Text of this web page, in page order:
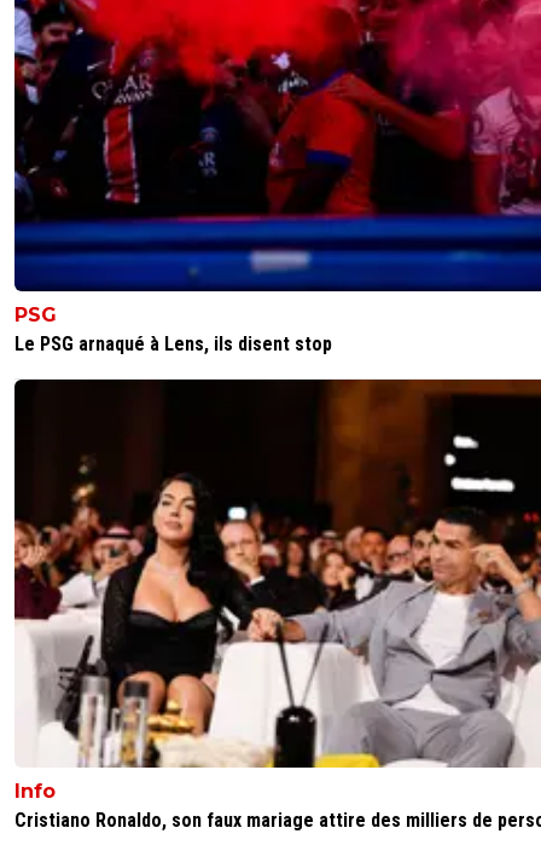
dijaya 20 décembre 2025 à 11:34 +2165
c est marrant juste en lisant le titre je savais que c etait
ca aurait pu etre Dugachis aussi. mais il serait temps qu
profitent de leur retraite
Répondre
majin-cage 20 décembre 2025 à 12:14
Mbappe vampirise le jeu du Real, effeçant tout
coequipiers, mettant a mal le collectif du Real...
Comme le dit Luis Enrique, mieux vaut 4 joueurs a
Et c est exactement ça au Real, il est loin le
Bellingham enchainait les buts et les assists, ou un
Vinicius qui postulait pour le BO !!!
2+ Répondre
sergio33 20 décembre 2025 à 13:28 +1612
Tiens... encore un aigri parisien qui vient vomir
Mbappé.
0 + Répondre
majin-cage 20 décembre 2025 à 13:40 1298
+ Répondre
PSG
Le PSG arnaqué à Lens, ils disent stop
Info
Cristiano Ronaldo, son faux mariage attire des milliers de